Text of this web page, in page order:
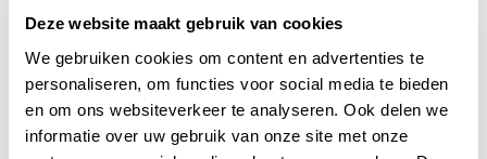
Deze website maakt gebruik van cookies
We gebruiken cookies om content en advertenties te
personaliseren, om functies voor social media te bieden
en om ons websiteverkeer te analyseren. Ook delen we
informatie over uw gebruik van onze site met onze
TUI - Rondreizen Zuid-Afrika
Mooie reizen in de natuur voor zowel groepen als
individuele reizigers. De prijzen zijn scherp, de
keuze is ruim. Zuid-Afrika is maar 1 voorbeeld.
BEKIJK